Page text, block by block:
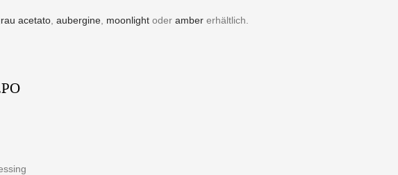
acetato ,aubergine moonlight oderamber erhältlich.